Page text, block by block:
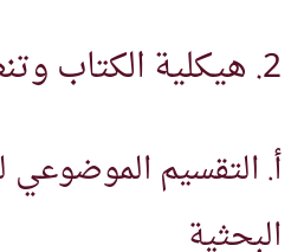
2. هيكلية الكتاب وتنظيمه
أ. التقسيم
البحثية